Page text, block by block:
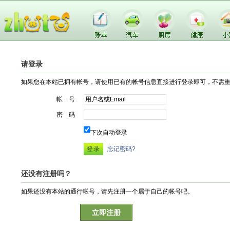
请登录
如果您在本站已拥有帐号，请使用已有的帐号信息直接进行登录即可，不需
帐 号
密 码
下次自动登录
忘记密码?
还没有注册吗？
如果还没有本站的通行帐号，请先注册一个属于自己的帐号吧。
立即注册